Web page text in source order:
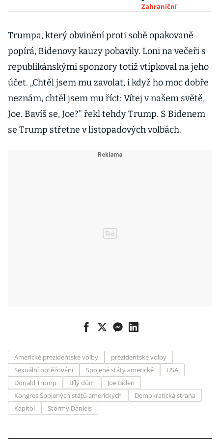
vraždy, policii
falešné
kryptoměnové
Zahraniční
Trumpa, který obvinění proti sobě opakovaně
popírá, Bidenovy kauzy pobavily. Loni na večeři s
republikánskými sponzory totiž vtipkoval na jeho
účet. „Chtěl jsem mu zavolat, i když ho moc dobře
neznám, chtěl jsem mu říct: Vítej v našem světě,
Joe. Bavíš se, Joe?" řekl tehdy Trump. S Bidenem
se Trump střetne v listopadových volbách.
Americké prezidentské volby
prezidentské volby
Sexuální obtěžování
Spojené státy americké
USA
Donald Trump
Bílý dům
Joe Biden
Kongres Spojených států amerických
Demokratická strana
Kapitol
Stormy Daniels